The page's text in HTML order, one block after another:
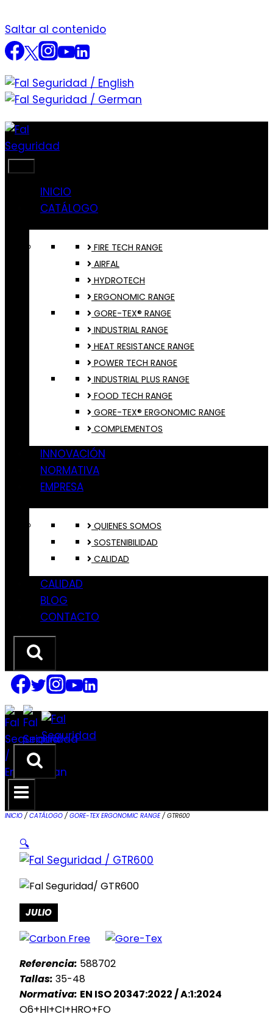
Saltar al contenido
INICIO
CATÁLOGO
FIRE TECH RANGE
AIRFAL
HYDROTECH
ERGONOMIC RANGE
GORE-TEX® RANGE
INDUSTRIAL RANGE
HEAT RESISTANCE RANGE
POWER TECH RANGE
INDUSTRIAL PLUS RANGE
FOOD TECH RANGE
GORE-TEX® ERGONOMIC RANGE
COMPLEMENTOS
INNOVACIÓN
NORMATIVA
EMPRESA
QUIENES SOMOS
SOSTENIBILIDAD
CALIDAD
CALIDAD
BLOG
CONTACTO
INICIO / CATÁLOGO / GORE-TEX ERGONOMIC RANGE / GTR600
🔍
JULIO
Referencia: 588702
Tallas: 35-48
Normativa: EN ISO 20347:2022 / A:1:2024
O6+HI+CI+HRO+FO